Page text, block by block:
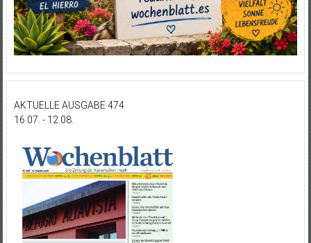
AKTUELLE AUSGABE 474
16.07. - 12.08.